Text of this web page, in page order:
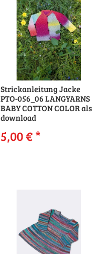
Strickanleitung Jacke
PTO-056_06 LANGYARNS
BABY COTTON COLOR als
download
5,00 €*